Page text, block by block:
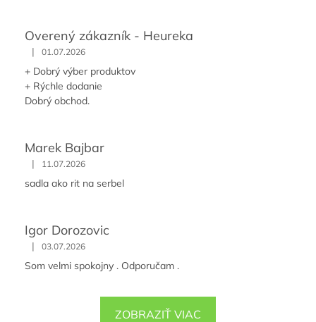
Overený zákazník - Heureka
| 01.07.2026
+ Dobrý výber produktov
+ Rýchle dodanie
Dobrý obchod.
Marek Bajbar
| 11.07.2026
sadla ako rit na serbel
Igor Dorozovic
| 03.07.2026
Som velmi spokojny . Odporučam .
ZOBRAZIŤ VIAC